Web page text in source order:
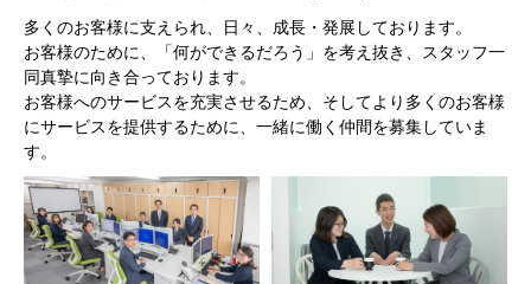
多くのお客様に支えられ、日々、成長・発展しております。
お客様のために、「何ができるだろう」を考え抜き、スタッフ一
同真摯に向き合っております。
お客様へのサービスを充実させるため、そしてより多くのお客様
にサービスを提供するために、一緒に働く仲間を募集していま
す。